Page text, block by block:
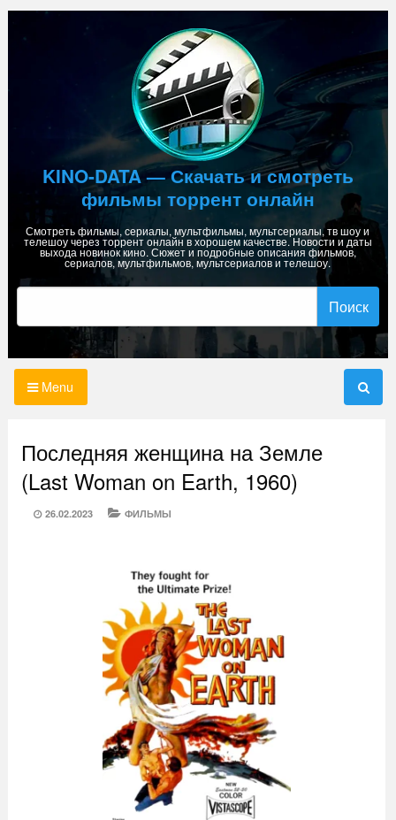
Skip
KINO-DATA — Скачать и смотреть
фильмы торрент онлайн
Смотреть фильмы, сериалы, мультфильмы, мультсериалы, тв шоу и
телешоу через торрент онлайн в хорошем качестве. Новости и даты
выхода новинок кино. Сюжет и подробные описания фильмов,
сериалов, мультфильмов, мультсериалов и телешоу.
Menu
Последняя женщина на Земле
(Last Woman on Earth, 1960)
POSTED
26.02.2023 CATEGORIES
ФИЛЬМЫ